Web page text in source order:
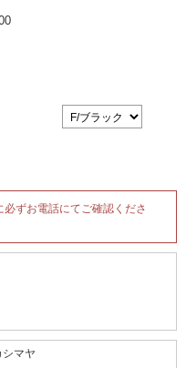
ずお電話にてご確認くださ
マヤ